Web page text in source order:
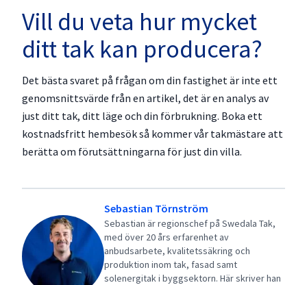
Vill du veta hur mycket
ditt tak kan producera?
Det bästa svaret på frågan om din fastighet är inte ett
genomsnittsvärde från en artikel, det är en analys av
just ditt tak, ditt läge och din förbrukning. Boka ett
kostnadsfritt hembesök så kommer vår takmästare att
berätta om förutsättningarna för just din villa.
Sebastian Törnström
Sebastian är regionschef på Swedala Tak,
med över 20 års erfarenhet av
anbudsarbete, kvalitetssäkring och
produktion inom tak, fasad samt
solenergitak i byggsektorn. Här skriver han